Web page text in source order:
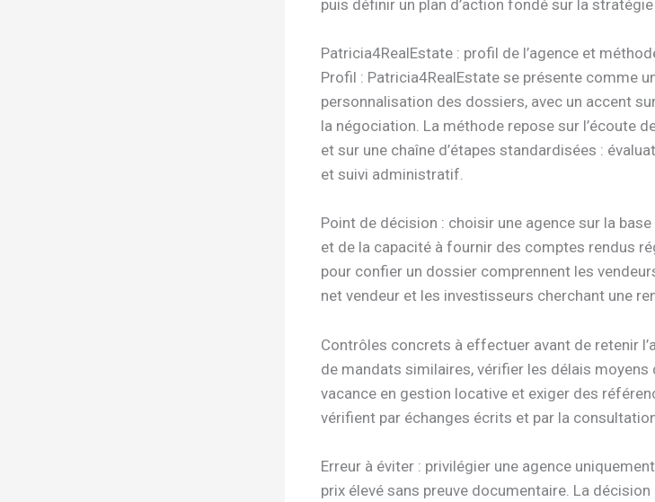
puis définir un plan d’action fondé sur la
Patricia4RealEstate : profil de l’agence et
Profil : Patricia4RealEstate se présente comme
personnalisation des dossiers, avec un accent
la négociation. La méthode repose sur l’écoute
et sur une chaîne d’étapes standardisées :
et suivi administratif.
Point de décision : choisir une agence sur la
et de la capacité à fournir des comptes rendus
pour confier un dossier comprennent les
net vendeur et les investisseurs cherchant une
Contrôles concrets à effectuer avant de retenir
de mandats similaires, vérifier les délais moyens
vacance en gestion locative et exiger des
vérifient par échanges écrits et par la
Erreur à éviter : privilégier une agence
prix élevé sans preuve documentaire. La